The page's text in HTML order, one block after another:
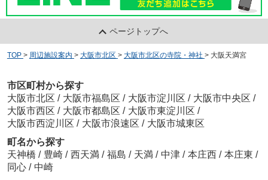
ページトップへ
TOP > 周辺施設案内 > 大阪市北区 > 大阪市北区の寺院・神社 > 大阪天満宮
市区町村から探す
大阪市北区 / 大阪市福島区 / 大阪市淀川区 / 大阪市中央区 /
大阪市西区 / 大阪市都島区 / 大阪市東淀川区 /
大阪市西淀川区 / 大阪市浪速区 / 大阪市城東区
町名から探す
天神橋 / 豊崎 / 西天満 / 福島 / 天満 / 中津 / 本庄西 / 本庄東 /
同心 / 中崎